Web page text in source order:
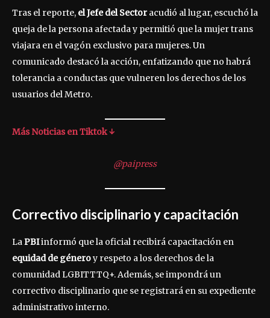
Tras el reporte, el Jefe del Sector acudió al lugar, escuchó la
queja de la persona afectada y permitió que la mujer trans
viajara en el vagón exclusivo para mujeres. Un
comunicado destacó la acción, enfatizando que no habrá
tolerancia a conductas que vulneren los derechos de los
usuarios del Metro.
Más Noticias en Tiktok ↓
@paipress
Correctivo disciplinario y capacitación
LaPBIinformó que la oficial recibirá capacitación en
equidad de géneroy respeto a los derechos de la
comunidad LGBITTTQ+. Además, se impondrá un
correctivo disciplinario que se registrará en su expediente
administrativo interno.